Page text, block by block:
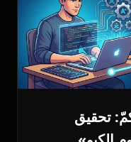
تحقيق